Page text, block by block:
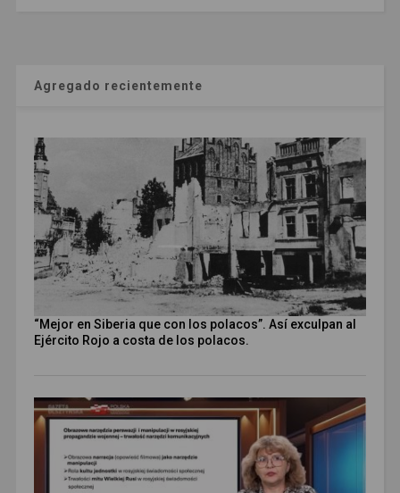
Agregado recientemente
“Mejor en Siberia que con los polacos”. Así exculpan al
Ejército Rojo a costa de los polacos.